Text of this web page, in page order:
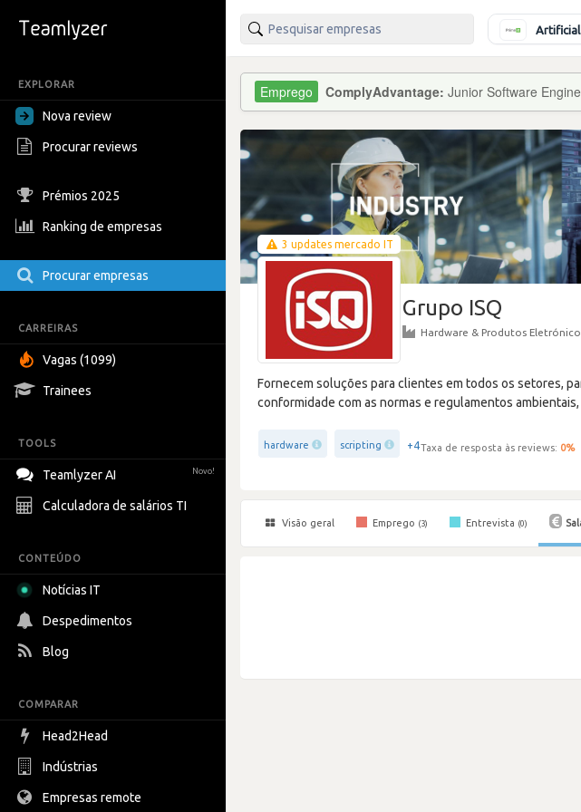
EXPLORAR
Nova review
Procurar reviews
Prémios 2025
Ranking de empresas
Procurar empresas
CARREIRAS
Vagas (1099)
Trainees
TOOLS
Teamlyzer AI Novo!
Calculadora de salários TI
CONTEÚDO
Notícias IT
Despedimentos
Blog
COMPARAR
Head2Head
Indústrias
Empresas remote
ComplyAdvantage: Junior Software
3 updates mercado IT
Grupo ISQ
Hardware & Produtos
Fornecem soluções para clientes em todos os setores,
conformidade com as normas e regulamentos
hardware scripting +4Taxa de resposta às reviews: 0%
Visão geral Emprego (3) Entrevista (0)